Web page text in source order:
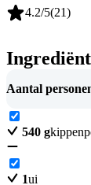
4.2/5(21)
Aantal
540 g
1ui